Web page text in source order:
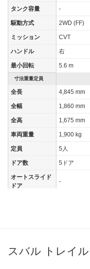
タンク容量 -
駆動方式 2WD (FF)
ミッション CVT
ハンドル 右
最小回転 5.6 m
寸法重量定員
全長 4,845 mm
全幅 1,860 mm
全高 1,675 mm
車両重量 1,900 kg
定員 5人
ドア数 5ドア
オートスライド
ドア
-
タイヤ
スバル トレイ